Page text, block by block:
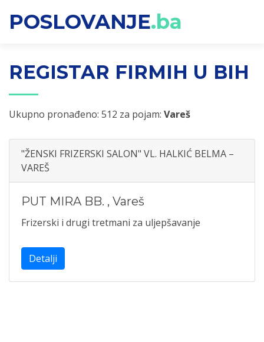
POSLOVANJE.ba
REGISTAR FIRMIH U BIH
Ukupno pronađeno: 512 za pojam: Vareš
"ŽENSKI FRIZERSKI SALON" VL. HALKIĆ BELMA –
VAREŠ
PUT MIRA BB. , Vareš
Frizerski i drugi tretmani za uljepšavanje
Detalji